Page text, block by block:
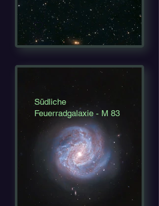
Südliche
Feuerradgalaxie - M 83